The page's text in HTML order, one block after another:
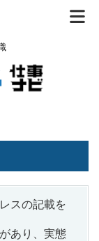
スの記載を
あり、実態